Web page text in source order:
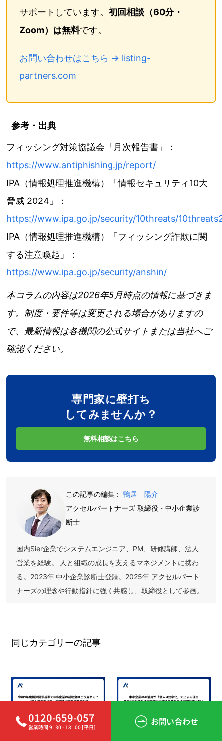
サポートしています。初回相談（60分・
Zoom）は無料です。
お問い合わせはこちら → listing-
partners.com
参考・出典
フィッシング対策協議会「月次報告書」：
https://www.antiphishing.jp/report/
IPA（情報処理推進機構）「情報セキュリティ10大
脅威 2024」：
https://www.ipa.go.jp/security/10threats/
IPA（情報処理推進機構）「フィッシング詐欺に関
する注意喚起」：
https://www.ipa.go.jp/security/anshin/
本コラムの内容は2026年5月時点の情報に基づきま
す。制度・要件等は変更される場合がありますの
で、最新情報は各機関の公式サイトまたは当社へご
確認ください。
専門家に壁打ち
してみませんか？
無料相談はこちら
この記事の編集：鴨居 陽介
アクセルパートナーズ 取締役・中小企業診
断士
国内Sier企業でシステムエンジニア、PM、研修講師、法人
営業を経験。 人と組織の成長を支えるマネジメントに携わ
る。2023年 中小企業診断士登録。2025年 アクセルパート
ナーズの理念や行動指針に強く共感し、取締役として参画。
同じカテゴリーの記事
0120-659-057
営業時間 9 : 30 - 18 : 00 [平日] お問い合わせ